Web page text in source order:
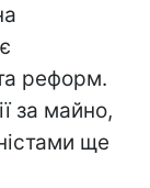
реформ.
за майно,
ще